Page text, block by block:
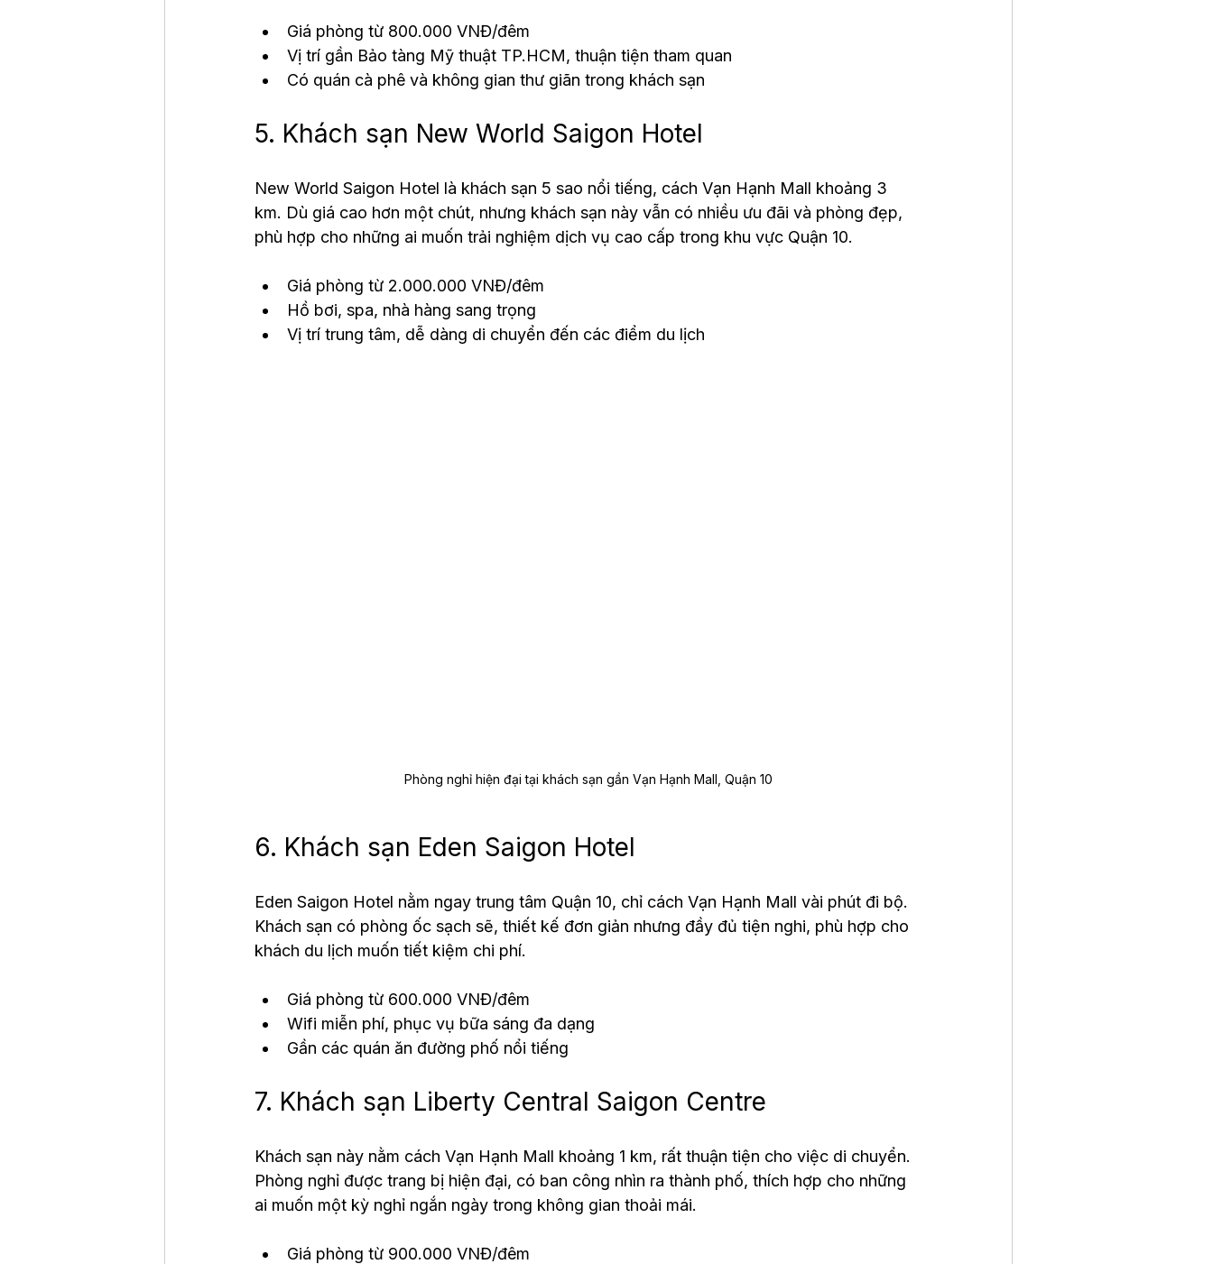
Giá phòng từ 800.000 VNĐ/đêm
Vị trí gần Bảo tàng Mỹ thuật TP.HCM, thuận tiện tham quan
Có quán cà phê và không gian thư giãn trong khách sạn
5. Khách sạn New World Saigon Hotel
New World Saigon Hotel là khách sạn 5 sao nổi tiếng, cách Vạn Hạnh Mall khoảng 3
km. Dù giá cao hơn một chút, nhưng khách sạn này vẫn có nhiều ưu đãi và phòng đẹp,
phù hợp cho những ai muốn trải nghiệm dịch vụ cao cấp trong khu vực Quận 10.
Giá phòng từ 2.000.000 VNĐ/đêm
Hồ bơi, spa, nhà hàng sang trọng
Vị trí trung tâm, dễ dàng di chuyển đến các điểm du lịch
Phòng nghỉ hiện đại tại khách sạn gần Vạn Hạnh Mall, Quận 10
6. Khách sạn Eden Saigon Hotel
Eden Saigon Hotel nằm ngay trung tâm Quận 10, chỉ cách Vạn Hạnh Mall vài phút đi bộ.
Khách sạn có phòng ốc sạch sẽ, thiết kế đơn giản nhưng đầy đủ tiện nghi, phù hợp cho
khách du lịch muốn tiết kiệm chi phí.
Giá phòng từ 600.000 VNĐ/đêm
Wifi miễn phí, phục vụ bữa sáng đa dạng
Gần các quán ăn đường phố nổi tiếng
7. Khách sạn Liberty Central Saigon Centre
Khách sạn này nằm cách Vạn Hạnh Mall khoảng 1 km, rất thuận tiện cho việc di chuyển.
Phòng nghỉ được trang bị hiện đại, có ban công nhìn ra thành phố, thích hợp cho những
ai muốn một kỳ nghỉ ngắn ngày trong không gian thoải mái.
Giá phòng từ 900.000 VNĐ/đêm